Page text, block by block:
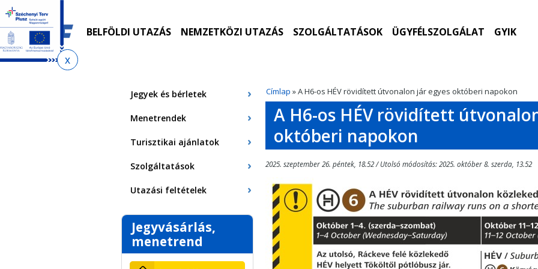
Ugrás
menetrendkeresőhöz
Ugrás
az
almenühöz
Ugrás
tartalomra
Ugrás
az
oldaltérképre
BELFÖLDI UTAZÁS NEMZETKÖZI UTAZÁS SZOLGÁLTATÁSOK ÜGYFÉLSZOLGÁLAT GYIK
Címlap » A H6-os HÉV rövidített útvonalon jár egyes októberi napokon
Jegyek és bérletek
Menetrendek
Turisztikai ajánlatok
Szolgáltatások
Utazási feltételek
Jegyvásárlás,
menetrend
A H6-os HÉV rövidített
októberi napokon
2025. szeptember 26. péntek, 18.52 / Utolsó módosítás: 2025. október 8. szerda, 13.52